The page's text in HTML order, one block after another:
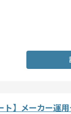
】メーカー運